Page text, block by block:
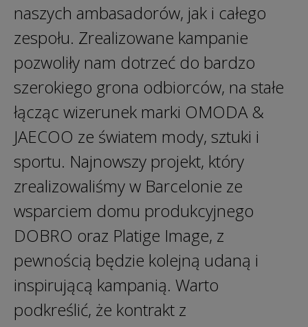
naszych ambasadorów, jak i całego
zespołu. Zrealizowane kampanie
pozwoliły nam dotrzeć do bardzo
szerokiego grona odbiorców, na stałe
łącząc wizerunek marki OMODA &
JAECOO ze światem mody, sztuki i
sportu. Najnowszy projekt, który
zrealizowaliśmy w Barcelonie ze
wsparciem domu produkcyjnego
DOBRO oraz Platige Image, z
pewnością będzie kolejną udaną i
inspirującą kampanią. Warto
podkreślić, że kontrakt z